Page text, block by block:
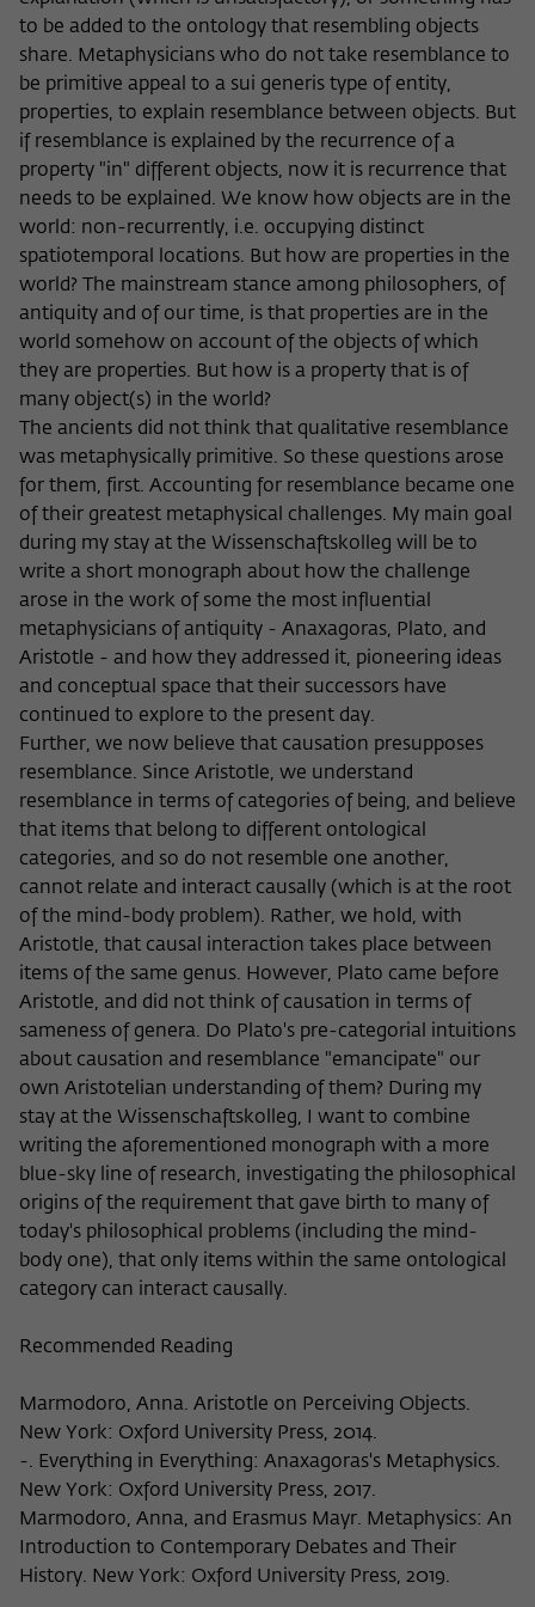
to be added to the ontology that resembling objects
share. Metaphysicians who do not take resemblance to
be primitive appeal to a sui generis type of entity,
properties, to explain resemblance between objects. But
if resemblance is explained by the recurrence of a
property "in" different objects, now it is recurrence that
needs to be explained. We know how objects are in the
world: non-recurrently, i.e. occupying distinct
spatiotemporal locations. But how are properties in the
world? The mainstream stance among philosophers, of
antiquity and of our time, is that properties are in the
world somehow on account of the objects of which
they are properties. But how is a property that is of
many object(s) in the world?
The ancients did not think that qualitative resemblance
was metaphysically primitive. So these questions arose
for them, first. Accounting for resemblance became one
of their greatest metaphysical challenges. My main goal
during my stay at the Wissenschaftskolleg will be to
write a short monograph about how the challenge
arose in the work of some the most influential
metaphysicians of antiquity - Anaxagoras, Plato, and
Aristotle - and how they addressed it, pioneering ideas
and conceptual space that their successors have
continued to explore to the present day.
Further, we now believe that causation presupposes
resemblance. Since Aristotle, we understand
resemblance in terms of categories of being, and believe
that items that belong to different ontological
categories, and so do not resemble one another,
cannot relate and interact causally (which is at the root
of the mind-body problem). Rather, we hold, with
Aristotle, that causal interaction takes place between
items of the same genus. However, Plato came before
Aristotle, and did not think of causation in terms of
sameness of genera. Do Plato's pre-categorial intuitions
about causation and resemblance "emancipate" our
own Aristotelian understanding of them? During my
stay at the Wissenschaftskolleg, I want to combine
writing the aforementioned monograph with a more
blue-sky line of research, investigating the philosophical
origins of the requirement that gave birth to many of
today's philosophical problems (including the mind-
body one), that only items within the same ontological
category can interact causally.
Recommended Reading
Marmodoro, Anna. Aristotle on Perceiving Objects.
New York: Oxford University Press, 2014.
-. Everything in Everything: Anaxagoras's Metaphysics.
New York: Oxford University Press, 2017.
Marmodoro, Anna, and Erasmus Mayr. Metaphysics: An
Introduction to Contemporary Debates and Their
History. New York: Oxford University Press, 2019.
Zweck
der/die Besucher:in durch eine Verlinkung
auf wiko-berlin.de weitergeleitet wurde.
Name _pk_ses
Anbieter Matomo
Laufzeit 30 Minuten
Zweck
Dieses kurzlebige Cookie wird dazu
verwendet, vorübergehend Daten über
den aktuellen Aufenthalt des Besuchs auf
der Webseite des Wissenschaftskollegs
zu speichern.
können